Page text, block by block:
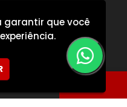
garantir que você